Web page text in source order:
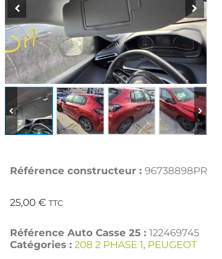
Référence constructeur : 96738898PR
25,00 € TTC
Référence Auto Casse 25 : 122469745
Catégories : 208 2 PHASE 1, PEUGEOT